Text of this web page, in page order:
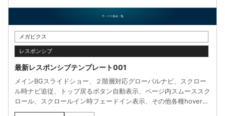
メガピクス
レスポンシブ
最新レスポンシブテンプレート001
メインBGスライドショー、２階層対応グローバルナビ、スクロー
ル時ナビ追従、トップ戻るボタン自動表示、ページ内スムーススク
ロール、スクロールイン時フェードイン表示、その他各種hoverエ
フェクト等、各種機能を実装した最新のレスポンシブ対応HTMLテ